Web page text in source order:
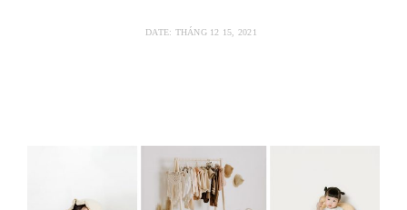
DATE: THÁNG 12 15, 2021